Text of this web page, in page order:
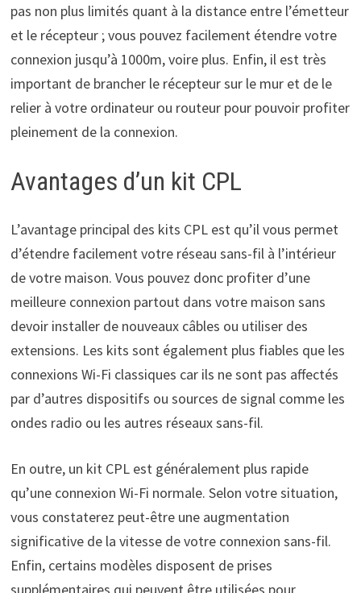
pas non plus limités quant à la distance entre l’émetteur
et le récepteur ; vous pouvez facilement étendre votre
connexion jusqu’à 1000m, voire plus. Enfin, il est très
important de brancher le récepteur sur le mur et de le
relier à votre ordinateur ou routeur pour pouvoir profiter
pleinement de la connexion.
Avantages d’un kit CPL
L’avantage principal des kits CPL est qu’il vous permet
d’étendre facilement votre réseau sans-fil à l’intérieur
de votre maison. Vous pouvez donc profiter d’une
meilleure connexion partout dans votre maison sans
devoir installer de nouveaux câbles ou utiliser des
extensions. Les kits sont également plus fiables que les
connexions Wi-Fi classiques car ils ne sont pas affectés
par d’autres dispositifs ou sources de signal comme les
ondes radio ou les autres réseaux sans-fil.
En outre, un kit CPL est généralement plus rapide
qu’une connexion Wi-Fi normale. Selon votre situation,
vous constaterez peut-être une augmentation
significative de la vitesse de votre connexion sans-fil.
Enfin, certains modèles disposent de prises